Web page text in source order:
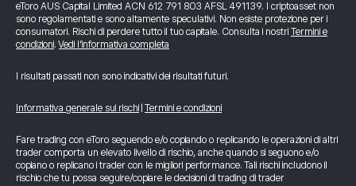
eToro AUS Capital Limited ACN 612 791 803 AFSL 491139. I criptoasset non
sono regolamentati e sono altamente speculativi. Non esiste protezione per i
consumatori. Rischi di perdere tutto il tuo capitale. Consulta i nostri Termini e
condizioni.Vedi l’informativa completa
I risultati passati non sono indicativi dei risultati futuri.
Informativa generale sui rischi Termini e condizioni
Fare trading con eToro seguendo e/o copiando o replicando le operazioni di altri
trader comporta un elevato livello di rischio, anche quando si seguono e/o
copiano o replicano i trader con le migliori performance. Tali rischi includono il
rischio che tu possa seguire/copiare le decisioni di trading di trader